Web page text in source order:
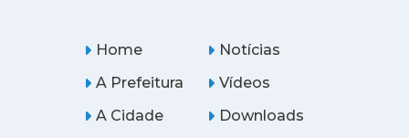
Home
A Prefeitura
A Cidade
Notícias
Vídeos
Downloads